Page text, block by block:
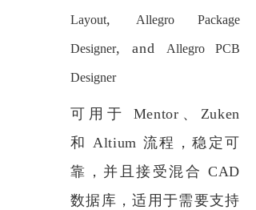
Layout, Allegro Package
Designer, and Allegro PCB
Designer
可用于 Mentor 、 Zuken
和 Altium 流程，稳定可
靠，并且接受混合 CAD
数据库，适用于需要支持